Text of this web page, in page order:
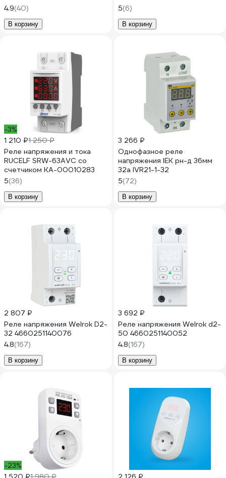
4.9(40)
В корзину
5(6)
В корзину
-3%
1 210 ₽1 250 ₽
Реле напряжения и тока
RUCELF SRW-63AVC со
счетчиком КА-00010283
5(36)
В корзину
3 266 ₽
Однофазное реле
напряжения IEK рн-д 36мм
32а IVR21-1-32
5(72)
В корзину
2 807 ₽
Реле напряжения Welrok D2-
32 4660251140076
4.8(167)
В корзину
3 692 ₽
Реле напряжения Welrok d2-
50 4660251140052
4.8(167)
В корзину
-23%